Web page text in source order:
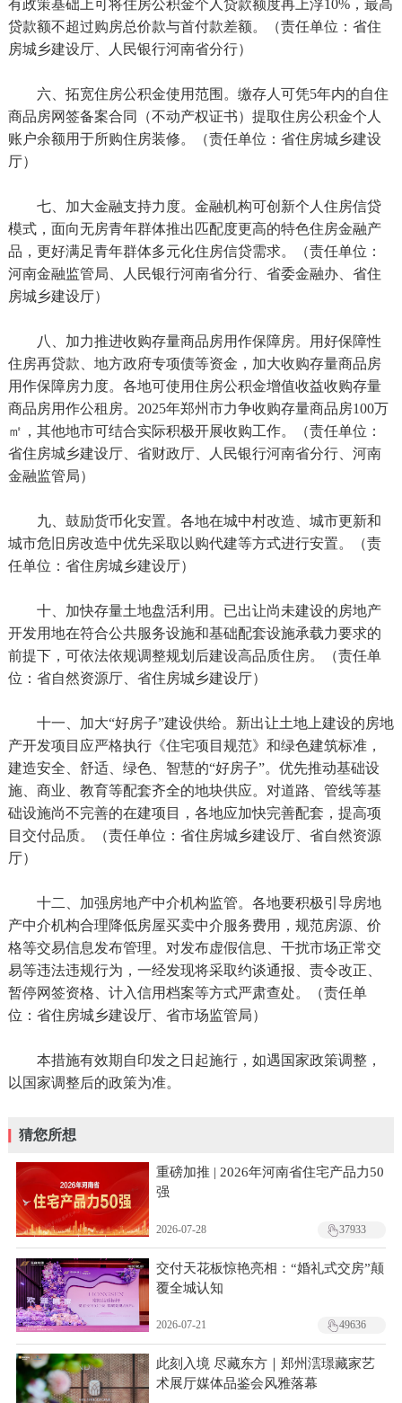
有政策基础上可将住房公积金个人贷款额度再上浮10%，最高
贷款额不超过购房总价款与首付款差额。（责任单位：省住
房城乡建设厅、人民银行河南省分行）
六、拓宽住房公积金使用范围。缴存人可凭5年内的自住
商品房网签备案合同（不动产权证书）提取住房公积金个人
账户余额用于所购住房装修。（责任单位：省住房城乡建设
厅）
七、加大金融支持力度。金融机构可创新个人住房信贷
模式，面向无房青年群体推出匹配度更高的特色住房金融产
品，更好满足青年群体多元化住房信贷需求。（责任单位：
河南金融监管局、人民银行河南省分行、省委金融办、省住
房城乡建设厅）
八、加力推进收购存量商品房用作保障房。用好保障性
住房再贷款、地方政府专项债等资金，加大收购存量商品房
用作保障房力度。各地可使用住房公积金增值收益收购存量
商品房用作公租房。2025年郑州市力争收购存量商品房100万
㎡，其他地市可结合实际积极开展收购工作。（责任单位：
省住房城乡建设厅、省财政厅、人民银行河南省分行、河南
金融监管局）
九、鼓励货币化安置。各地在城中村改造、城市更新和
城市危旧房改造中优先采取以购代建等方式进行安置。（责
任单位：省住房城乡建设厅）
十、加快存量土地盘活利用。已出让尚未建设的房地产
开发用地在符合公共服务设施和基础配套设施承载力要求的
前提下，可依法依规调整规划后建设高品质住房。（责任单
位：省自然资源厅、省住房城乡建设厅）
十一、加大“好房子”建设供给。新出让土地上建设的房地
产开发项目应严格执行《住宅项目规范》和绿色建筑标准，
建造安全、舒适、绿色、智慧的“好房子”。优先推动基础设
施、商业、教育等配套齐全的地块供应。对道路、管线等基
础设施尚不完善的在建项目，各地应加快完善配套，提高项
目交付品质。（责任单位：省住房城乡建设厅、省自然资源
厅）
十二、加强房地产中介机构监管。各地要积极引导房地
产中介机构合理降低房屋买卖中介服务费用，规范房源、价
格等交易信息发布管理。对发布虚假信息、干扰市场正常交
易等违法违规行为，一经发现将采取约谈通报、责令改正、
暂停网签资格、计入信用档案等方式严肃查处。（责任单
位：省住房城乡建设厅、省市场监管局）
本措施有效期自印发之日起施行，如遇国家政策调整，
以国家调整后的政策为准。
猜您所想
重磅加推 | 2026年河南省住宅产品力50
强
2026-07-28 37933
交付天花板惊艳亮相：“婚礼式交房”颠
覆全城认知
2026-07-21 49636
此刻入境 尽藏东方｜郑州澐璟藏家艺
术展厅媒体品鉴会风雅落幕